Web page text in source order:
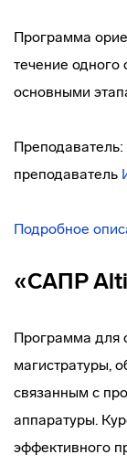
Программа
течение одного
основными
Преподаватель:
преподаватель
Подробное
«САПР
Программа для
магистратуры,
связанным с
аппаратуры.
эффективного